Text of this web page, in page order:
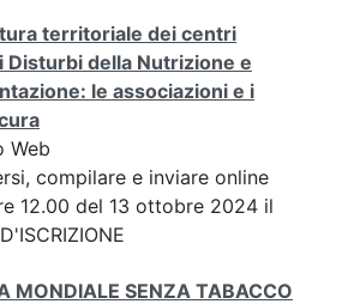
territoriale dei centri
Disturbi della Nutrizione e
le associazioni e i
Web
compilare e inviare online
12.00 del 13 ottobre 2024 il
MONDIALE SENZA TABACCO